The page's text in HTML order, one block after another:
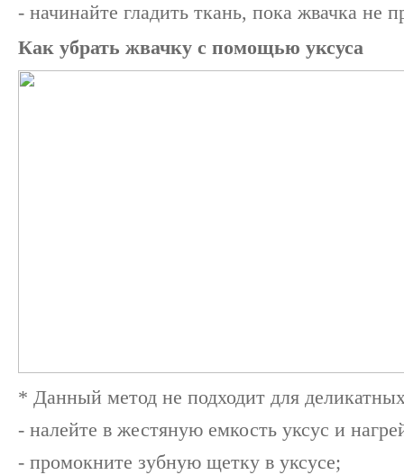
- начинайте гладить ткань, пока жвачка не
Как убрать жвачку с помощью уксуса
* Данный метод не подходит для
- налейте в жестяную емкость уксус и
- промокните зубную щетку в уксусе;